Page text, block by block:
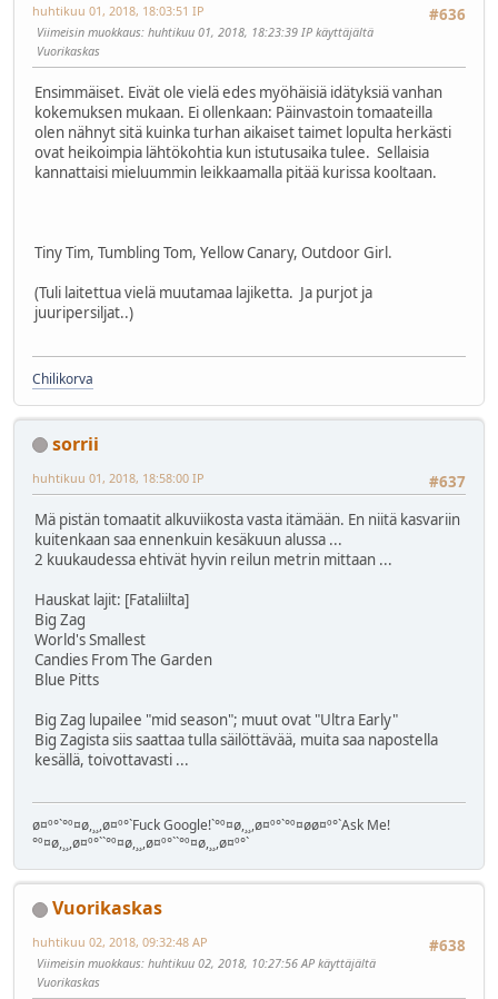
#636
huhtikuu 01, 2018, 18:03:51 IP
Viimeisin muokkaus: huhtikuu 01, 2018, 18:23:39 IP käyttäjältä
Vuorikaskas
Ensimmäiset. Eivät ole vielä edes myöhäisiä idätyksiä vanhan
kokemuksen mukaan. Ei ollenkaan: Päinvastoin tomaateilla
olen nähnyt sitä kuinka turhan aikaiset taimet lopulta herkästi
ovat heikoimpia lähtökohtia kun istutusaika tulee. Sellaisia
kannattaisi mieluummin leikkaamalla pitää kurissa kooltaan.
Tiny Tim, Tumbling Tom, Yellow Canary, Outdoor Girl.
(Tuli laitettua vielä muutamaa lajiketta. Ja purjot ja
juuripersiljat..)
Chilikorva
sorrii
#637
huhtikuu 01, 2018, 18:58:00 IP
Mä pistän tomaatit alkuviikosta vasta itämään. En niitä kasvariin
kuitenkaan saa ennenkuin kesäkuun alussa ...
2 kuukaudessa ehtivät hyvin reilun metrin mittaan ...
Hauskat lajit: [Fataliilta]
Big Zag
World's Smallest
Candies From The Garden
Blue Pitts
Big Zag lupailee "mid season"; muut ovat "Ultra Early"
Big Zagista siis saattaa tulla säilöttävää, muita saa napostella
kesällä, toivottavasti ...
ø¤º°`°º¤ø,¸¸,ø¤º°`Fuck Google!`°º¤ø,¸¸,ø¤º°`°º¤øø¤º°`Ask Me!
°º¤ø,¸¸,ø¤º°``°º¤ø,¸¸,ø¤º°``°º¤ø,¸¸,ø¤º°`
Vuorikaskas
#638
huhtikuu 02, 2018, 09:32:48 AP
Viimeisin muokkaus: huhtikuu 02, 2018, 10:27:56 AP käyttäjältä
Vuorikaskas